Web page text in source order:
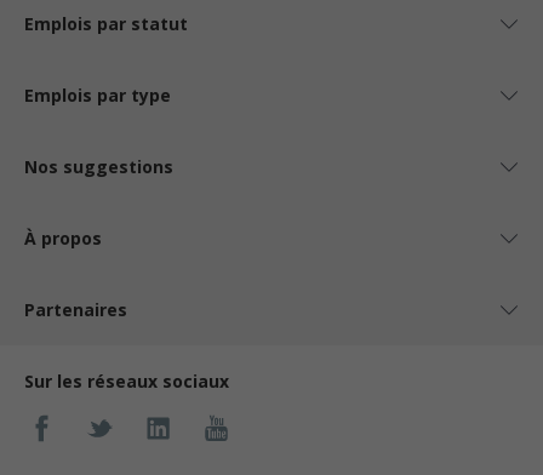
Emplois par statut
Emplois par type
Nos suggestions
À propos
Partenaires
Sur les réseaux sociaux